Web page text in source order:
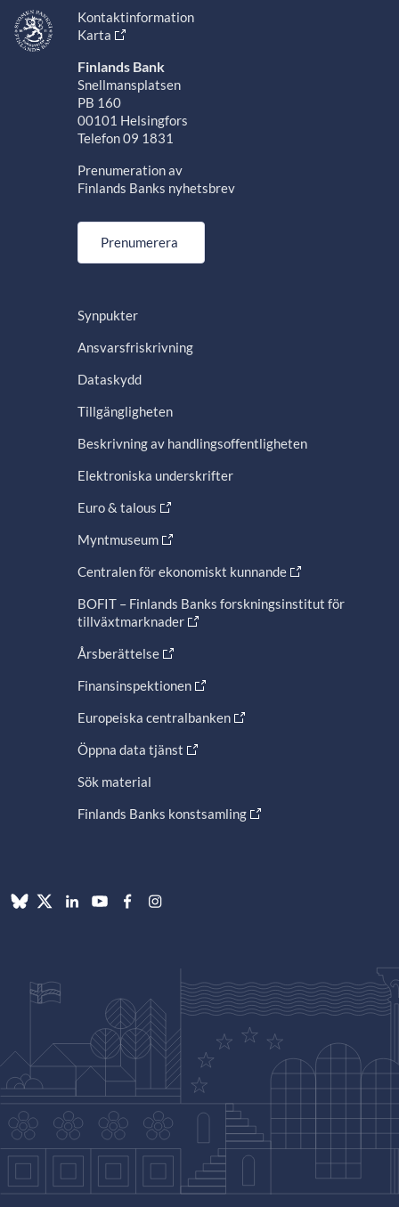
Kontaktinformation
Karta
Finlands Bank
Snellmansplatsen
PB 160
00101 Helsingfors
Telefon 09 1831
Prenumeration av
Finlands Banks nyhetsbrev
Prenumerera
Synpukter
Ansvarsfriskrivning
Dataskydd
Tillgängligheten
Beskrivning av handlingsoffentligheten
Elektroniska underskrifter
Euro & talous
Myntmuseum
Centralen för ekonomiskt kunnande
BOFIT – Finlands Banks forskningsinstitut för
tillväxtmarknader
Årsberättelse
Finansinspektionen
Europeiska centralbanken
Öppna data tjänst
Sök material
Finlands Banks konstsamling